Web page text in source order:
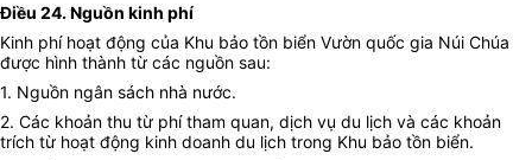
Điều 24. Nguồn kinh phí
Kinh phí hoạt động của Khu bảo tồn biển Vườn quốc gia Núi Chúa
được hình thành từ các nguồn sau:
1. Nguồn ngân sách nhà nước.
2. Các khoản thu từ phí tham quan, dịch vụ du lịch và các khoản
trích từ hoạt động kinh doanh du lịch trong Khu bảo tồn biển.